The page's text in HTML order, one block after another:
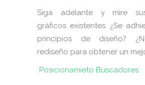
Siga adelante y mire
gráficos existentes. ¿Se
principios de diseño?
rediseño para obtener un
Posicionamieto Buscadores.